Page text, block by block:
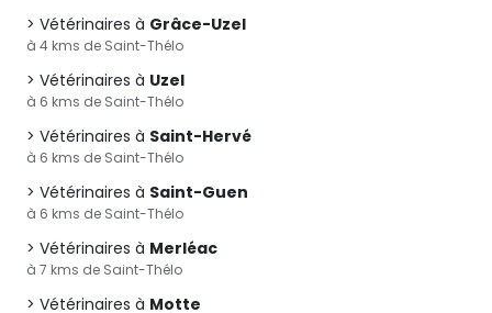
Vétérinaires à Grâce-Uzel
à 4 kms de Saint-Thélo
Vétérinaires à Uzel
à 6 kms de Saint-Thélo
Vétérinaires à Saint-Hervé
à 6 kms de Saint-Thélo
Vétérinaires à Saint-Guen
à 6 kms de Saint-Thélo
Vétérinaires à Merléac
à 7 kms de Saint-Thélo
Vétérinaires à Motte